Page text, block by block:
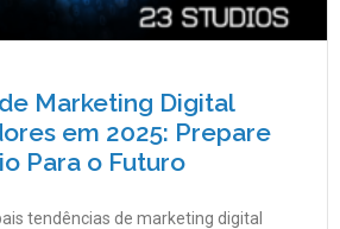
Marketing Digital
em 2025: Prepare
Para o Futuro
tendências de marketing digital